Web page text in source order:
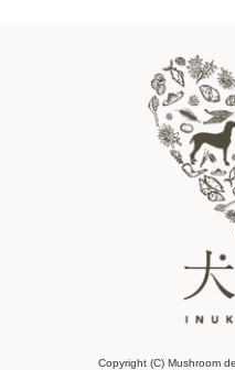
Copyright (C) Mushroom